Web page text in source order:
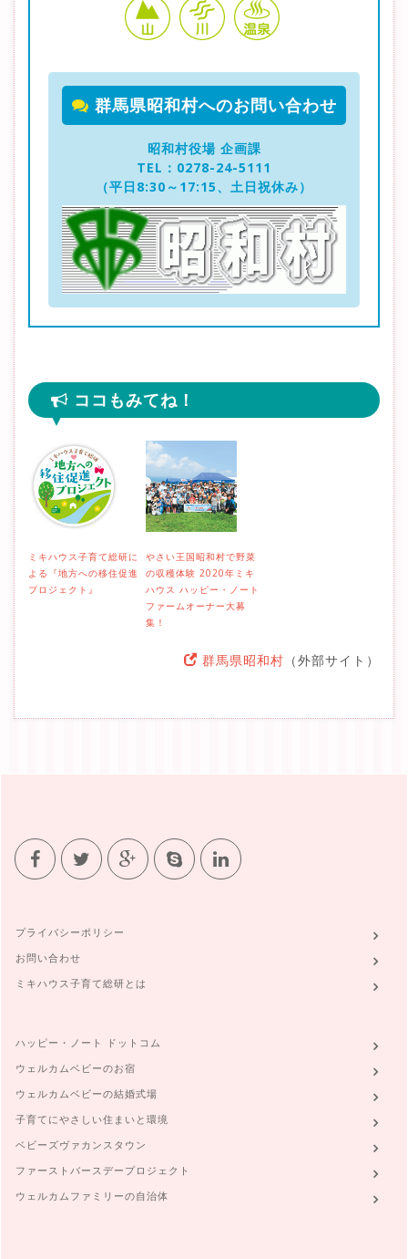
群馬県昭和村へのお問い合わせ
昭和村役場 企画課
TEL：0278-24-5111
（平日8:30～17:15、土日祝休み）
ココもみてね！
ミキハウス子育て総研に
よる『地方への移住促進
プロジェクト』
やさい王国昭和村で野菜
の収穫体験 2020年ミキ
ハウス ハッピー・ノート
ファームオーナー大募
集！
群馬県昭和村 （外部サイト）
プライバシーポリシー
お問い合わせ
ミキハウス子育て総研とは
ハッピー・ノート ドットコム
ウェルカムベビーのお宿
ウェルカムベビーの結婚式場
子育てにやさしい住まいと環境
ベビーズヴァカンスタウン
ファーストバースデープロジェクト
ウェルカムファミリーの自治体